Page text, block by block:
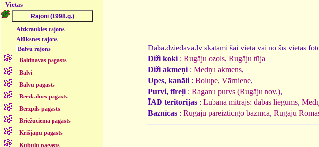
Vietas
Aizkraukles rajons
Alūksnes rajons
Balvu rajons
Baltinavas pagasts
Balvi
Balvu pagasts
Bērzkalnes pagasts
Bērzpils pagasts
Briežuciema pagasts
Krišjāņu pagasts
Kubulu pagasts
Daba.dziedava.lv skatāmi šai vietā vai no šīs vietas
Diži koki : Rugāju ozols, Rugāju tūja,
Diži akmeņi : Medņu akmens,
Upes, kanāli : Bolupe, Vārniene,
Purvi, tīreļi : Raganu purvs (Rugāju nov.),
ĪAD teritorijas : Lubāna mitrājs: dabas liegums,
Baznīcas : Rugāju pareizticīgo baznīca, Rugāju